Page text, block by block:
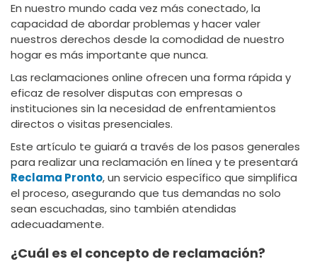
En nuestro mundo cada vez más conectado, la
capacidad de abordar problemas y hacer valer
nuestros derechos desde la comodidad de nuestro
hogar es más importante que nunca.
Las reclamaciones online ofrecen una forma rápida y
eficaz de resolver disputas con empresas o
instituciones sin la necesidad de enfrentamientos
directos o visitas presenciales.
Este artículo te guiará a través de los pasos generales
para realizar una reclamación en línea y te presentará
Reclama Pronto, un servicio específico que simplifica
el proceso, asegurando que tus demandas no solo
sean escuchadas, sino también atendidas
adecuadamente.
¿Cuál es el concepto de reclamación?